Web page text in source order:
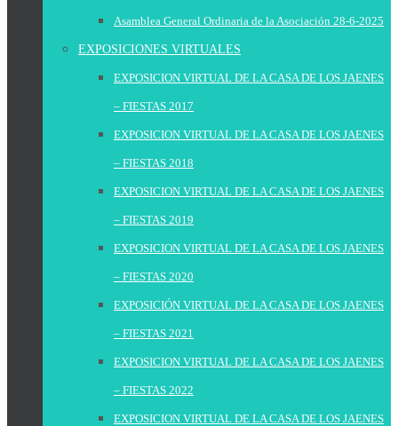
Asamblea General Ordinaria de la Asociación 28-6-2025
EXPOSICIONES VIRTUALES
EXPOSICION VIRTUAL DE LA CASA DE LOS JAENES
– FIESTAS 2017
EXPOSICION VIRTUAL DE LA CASA DE LOS JAENES
– FIESTAS 2018
EXPOSICION VIRTUAL DE LA CASA DE LOS JAENES
– FIESTAS 2019
EXPOSICION VIRTUAL DE LA CASA DE LOS JAENES
– FIESTAS 2020
EXPOSICIÓN VIRTUAL DE LA CASA DE LOS JAENES
– FIESTAS 2021
EXPOSICION VIRTUAL DE LA CASA DE LOS JAENES
– FIESTAS 2022
EXPOSICION VIRTUAL DE LA CASA DE LOS JAENES